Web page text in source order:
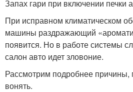
Запах гари при включении печки
При исправном климатическом
машины раздражающий
появится. Но в работе системы
салон авто идет зловоние.
Рассмотрим подробнее причины,
вонять.